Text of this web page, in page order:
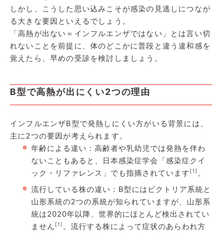
しかし、こうした思い込みこそが感染の見逃しにつなが
る大きな要因といえるでしょう。
「高熱が出ない＝インフルエンザではない」とは言い切
れないことを前提に、体のどこかに普段と違う違和感を
覚えたら、早めの受診を検討しましょう。
B型で高熱が出にくい2つの理由
インフルエンザB型で発熱しにくい方がいる背景には、
主に2つの要因が考えられます。
年齢による違い：高齢者や乳幼児では発熱を伴わ
ないこともあると、日本感染症学会「感染症クイ
ック・リファレンス」でも指摘されています [1] 。
流行している株の違い：B型にはビクトリア系統と
山形系統の2つの系統が知られていますが、山形系
統は2020年以降、世界的にほとんど検出されてい
ません [1] 。流行する株によって症状のあらわれ方